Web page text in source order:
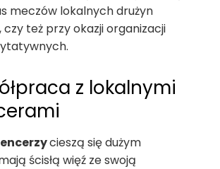
meczów lokalnych drużyn
też przy okazji organizacji
z lokalnymi
cieszą się dużym
ścisłą więź ze swoją